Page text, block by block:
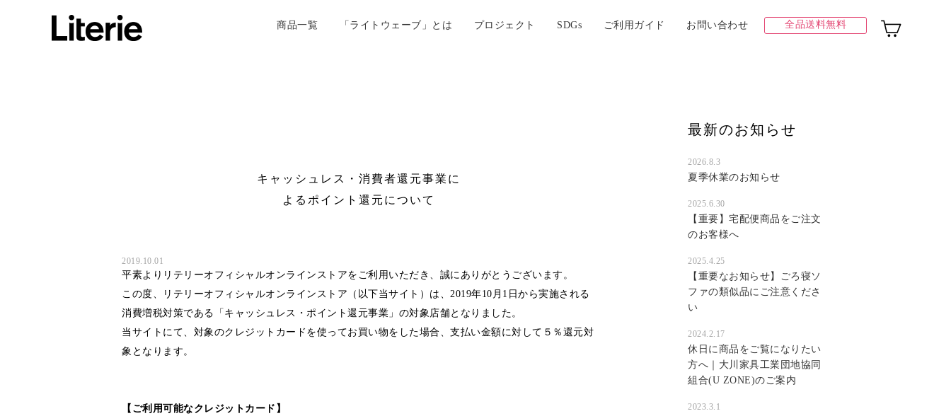
商品一覧 「ライトウェーブ」とは プロジェクト SDGs ご利用ガイド お問い合わせ 全品送料無料
キャッシュレス・消費者還元事業に
よるポイント還元について
2019.10.01
平素よりリテリーオフィシャルオンラインストアをご利用いただき、誠にありがとうございます。
この度、リテリーオフィシャルオンラインストア（以下当サイト）は、2019年10月1日から実施される
消費増税対策である「キャッシュレス・ポイント還元事業」の対象店舗となりました。
当サイトにて、対象のクレジットカードを使ってお買い物をした場合、支払い金額に対して５％還元対
象となります。
【ご利用可能なクレジットカード】
最新のお知らせ
2026.8.3
夏季休業のお知らせ
2025.6.30
【重要】宅配便商品をご注文
のお客様へ
2025.4.25
【重要なお知らせ】ごろ寝ソ
ファの類似品にご注意くださ
い
2024.2.17
休日に商品をご覧になりたい
方へ｜大川家具工業団地協同
組合(U ZONE)のご案内
2023.3.1